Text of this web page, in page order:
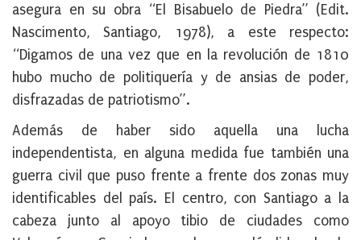
asegura en su obra “El Bisabuelo de Piedra” (Edit.
Nascimento, Santiago, 1978), a este respecto:
“Digamos de una vez que en la revolución de 1810
hubo mucho de politiquería y de ansias de poder,
disfrazadas de patriotismo”.
Además de haber sido aquella una lucha
independentista, en alguna medida fue también una
guerra civil que puso frente a frente dos zonas muy
identificables del país. El centro, con Santiago a la
cabeza junto al apoyo tibio de ciudades como